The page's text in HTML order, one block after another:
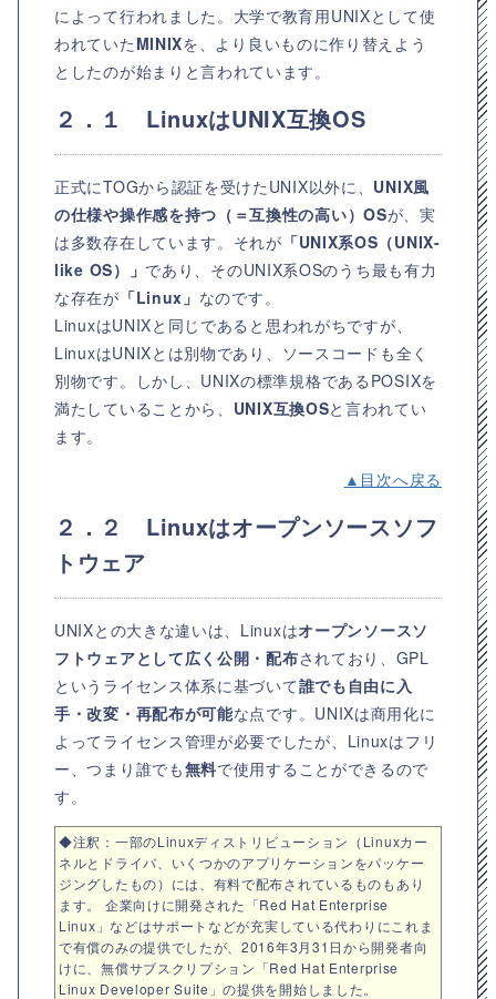
によって行われました。大学で教育用UNIXとして使
われていた MINIXを、より良いものに作り替えよう
としたのが始まりと言われています。
２．１ LinuxはUNIX互換OS
正式にTOGから認証を受けたUNIX以外に、 UNIX風
の仕様や操作感を持つ（＝互換性の高い）OSが、実
は多数存在しています。それが 「UNIX系OS（UNIX-
like OS）」 であり、そのUNIX系OSのうち最も有力
な存在が 「Linux」 なのです。
LinuxはUNIXと同じであると思われがちですが、
LinuxはUNIXとは別物であり、ソースコードも全く
別物です。しかし、UNIXの標準規格であるPOSIXを
満たしていることから、 UNIX互換OSと言われてい
ます。
▲目次へ戻る
２．２ Linuxはオープンソースソフ
トウェア
UNIXとの大きな違いは、Linuxはオープンソースソ
フトウェアとして広く公開・配布されており、GPL
というライセンス体系に基づいて誰でも自由に入
手・改変・再配布が可能な点です。UNIXは商用化に
よってライセンス管理が必要でしたが、Linuxはフリ
ー、つまり誰でも無料で使用することができるので
す。
◆注釈：一部のLinuxディストリビューション（Linuxカー
ネルとドライバ、いくつかのアプリケーションをパッケー
ジングしたもの）には、有料で配布されているものもあり
ます。 企業向けに開発された「Red Hat Enterprise
Linux」などはサポートなどが充実している代わりにこれま
で有償のみの提供でしたが、2016年3月31日から開発者向
けに、無償サブスクリプション「Red Hat Enterprise
Linux Developer Suite」の提供を開始しました。